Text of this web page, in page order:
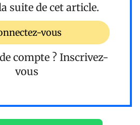
suite de cet article.
vous
compte ? Inscrivez-
vous